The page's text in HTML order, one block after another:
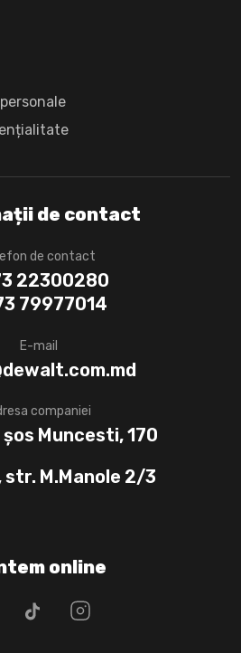
de contact
de contact
22300280
79977014
E-mail
companiei
Muncesti, 170
str. M.Manole 2/3
online